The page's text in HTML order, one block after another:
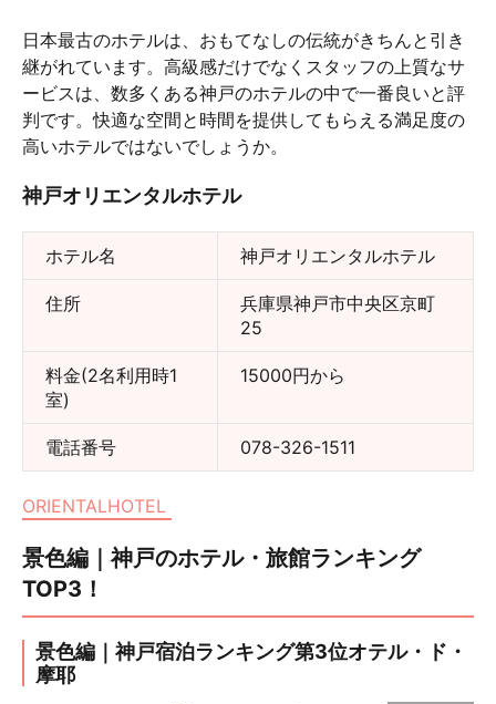
日本最古のホテルは、おもてなしの伝統がきちんと引き
継がれています。高級感だけでなくスタッフの上質なサ
ービスは、数多くある神戸のホテルの中で一番良いと評
判です。快適な空間と時間を提供してもらえる満足度の
高いホテルではないでしょうか。
神戸オリエンタルホテル
ホテル名 神戸オリエンタルホテル
住所
兵庫県神戸市中央区京町
25
料金(2名利用時1
室)
15000円から
電話番号 078-326-1511
ORIENTALHOTEL
景色編｜神戸のホテル・旅館ランキング
TOP3！
景色編｜神戸宿泊ランキング第3位オテル・ド・
摩耶